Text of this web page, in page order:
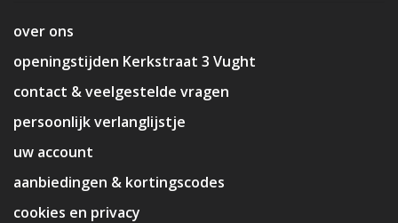
over ons
openingstijden Kerkstraat 3 Vught
contact & veelgestelde vragen
persoonlijk verlanglijstje
uw account
aanbiedingen & kortingscodes
cookies en privacy